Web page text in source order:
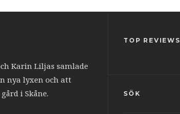
Karin Liljas samlade
nya lyxen och att
i Skåne.
TOP REVIEWS
SÖK